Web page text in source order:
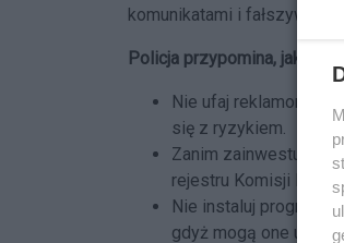
komunikatami i fałszywymi
Policja przypomina, jak
Nie ufaj reklamom w
się z ryzykiem.
Zanim zainwestujesz,
rejestru Komisji
Nie instaluj
gdyż mogą one